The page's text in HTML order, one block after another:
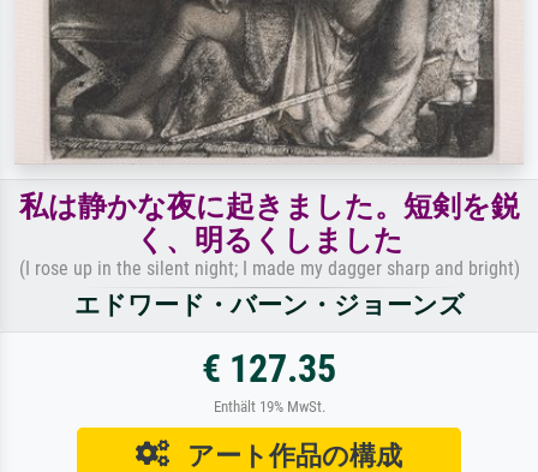
私は静かな夜に起きました。短剣を鋭
く、明るくしました
(I rose up in the silent night; I made my dagger sharp and bright)
エドワード・バーン・ジョーンズ
€ 127.35
Enthält 19% MwSt.
アート作品の構成